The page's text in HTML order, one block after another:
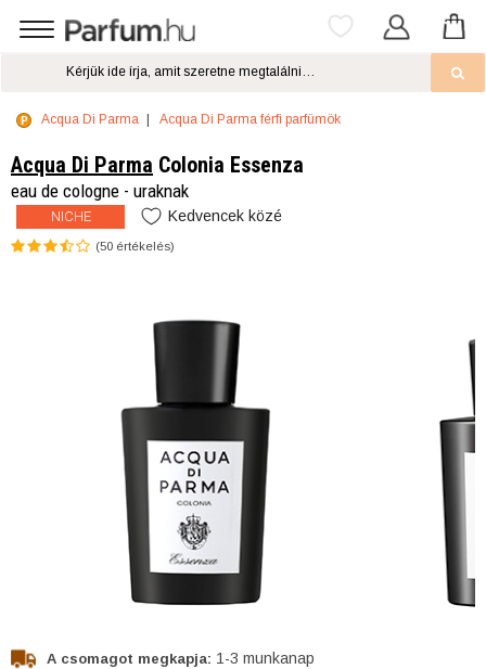
Acqua Di Parma Acqua Di Parma férfi parfümök
Acqua Di Parma Colonia Essenza
eau de cologne - uraknak
NICHE Kedvencek közé
(50 értékelés)
A csomagot megkapja: 1-3 munkanap